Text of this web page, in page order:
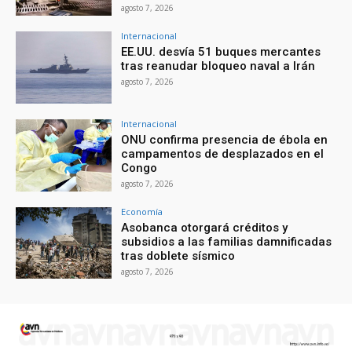
agosto 7, 2026
Internacional
EE.UU. desvía 51 buques mercantes
tras reanudar bloqueo naval a Irán
agosto 7, 2026
Internacional
ONU confirma presencia de ébola en
campamentos de desplazados en el
Congo
agosto 7, 2026
Economía
Asobanca otorgará créditos y
subsidios a las familias damnificadas
tras doblete sísmico
agosto 7, 2026